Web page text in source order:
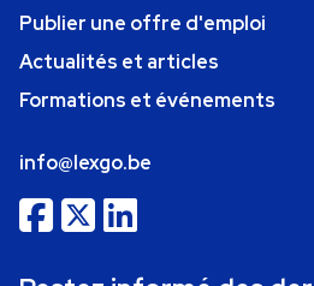
Publier une offre d'emploi
Actualités et articles
Formations et événements
info@lexgo.be